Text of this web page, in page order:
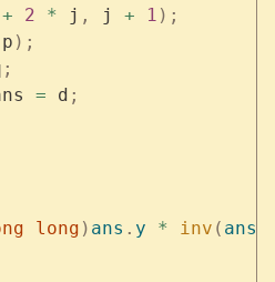
+ 2 * j , j + 1 );
p );
;
= d ;
long ) ans . y * inv ( ans